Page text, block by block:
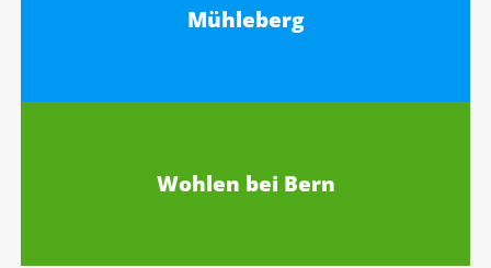
Mühleberg
Wohlen bei Bern